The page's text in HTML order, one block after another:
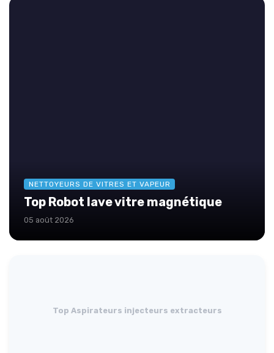
NETTOYEURS DE VITRES ET VAPEUR
Top Robot lave vitre magnétique
05 août 2026
Top Aspirateurs injecteurs extracteurs